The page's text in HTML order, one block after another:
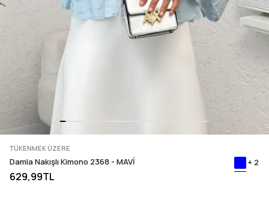
TÜKENMEK ÜZERE
Damla Nakışlı Kimono 2368 - MAVİ + 2
629,99TL